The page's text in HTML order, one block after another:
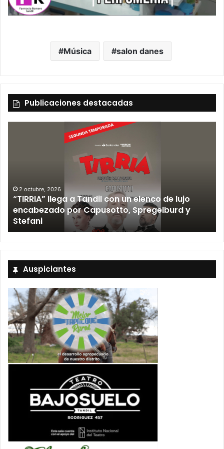
Música salon danes
Publicaciones destacadas
12 septiembre, 2026
Los Fabulosos Cadillacs anunciaron su show en
Tandil y ya están a la venta las entradas
Auspiciantes